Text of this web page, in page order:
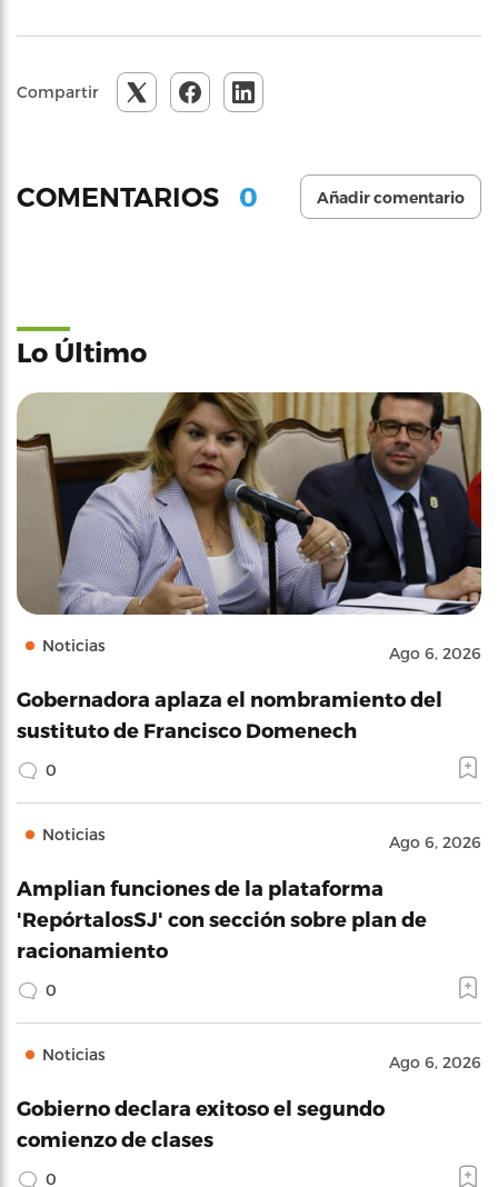
Compartir
COMENTARIOS 0 Añadir comentario
Lo Último
Noticias Ago 6, 2026
Gobernadora aplaza el nombramiento del
sustituto de Francisco Domenech
0
Noticias Ago 6, 2026
Amplian funciones de la plataforma
'RepórtalosSJ' con sección sobre plan de
racionamiento
0
Noticias Ago 6, 2026
Gobierno declara exitoso el segundo
comienzo de clases
0